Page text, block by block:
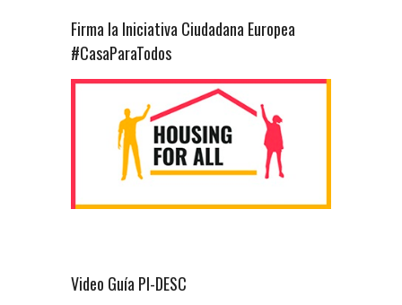
Firma la Iniciativa Ciudadana Europea
#CasaParaTodos
Video Guía PI-DESC